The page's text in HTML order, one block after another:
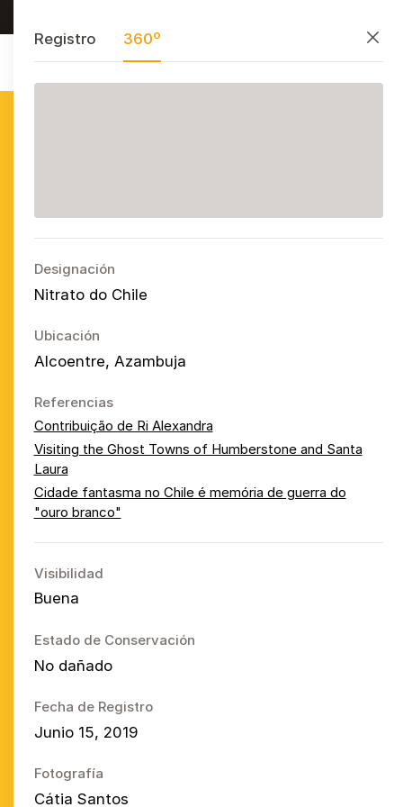
AzulejoPublicitárioPortuguês
Cerrar
Registro 360º
Designación
Nitrato do Chile
Ubicación
Alcoentre, Azambuja
Referencias
Contribuição de Ri Alexandra
Visiting the Ghost Towns of Humberstone and Santa
Laura
Cidade fantasma no Chile é memória de guerra do
"ouro branco"
Visibilidad
Buena
Estado de Conservación
No dañado
Fecha de Registro
Junio 15, 2019
Fotografía
Cátia Santos